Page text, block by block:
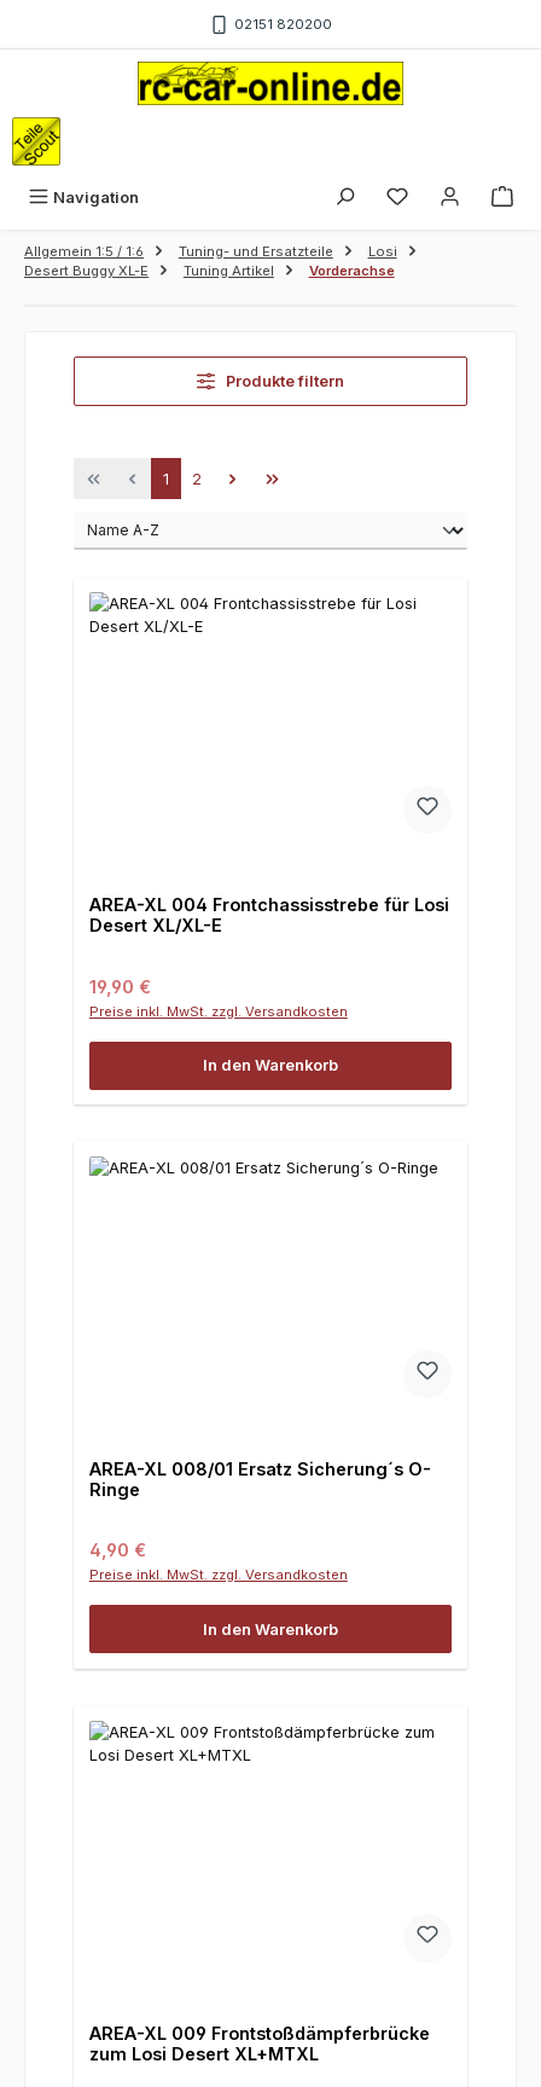
02151 820200
Navigation
Allgemein 1:5 / 1:6 Tuning- und Ersatzteile
Losi
Desert Buggy XL-E
Tuning Artikel Vorderachse
Produkte filtern
Seite
1 Seite
2
AREA-XL 004 Frontchassisstrebe für Losi
Desert XL/XL-E
Regulärer Preis:
19,90 €
Preise inkl. MwSt. zzgl. Versandkosten
In den Warenkorb
AREA-XL 008/01 Ersatz Sicherung´s O-
Ringe
Regulärer Preis:
4,90 €
Preise inkl. MwSt. zzgl. Versandkosten
In den Warenkorb
AREA-XL 009 Frontstoßdämpferbrücke
zum Losi Desert XL+MTXL